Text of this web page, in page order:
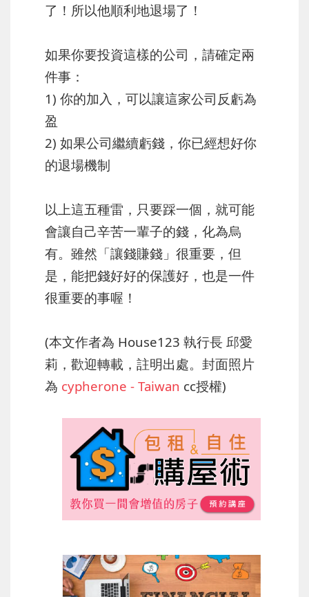
了！所以他順利地退場了！
如果你要投資這樣的公司，請確定兩
件事：
1) 你的加入，可以讓這家公司反虧為
盈
2) 如果公司繼續虧錢，你已經想好你
的退場機制
以上這五種雷，只要踩一個，就可能
會讓自己辛苦一輩子的錢，化為烏
有。雖然「讓錢賺錢」很重要，但
是，能把錢好好的保護好，也是一件
很重要的事喔！
(本文作者為 House123 執行長 邱愛
莉，歡迎轉載，註明出處。封面照片
為 cypherone - Taiwan cc授權)